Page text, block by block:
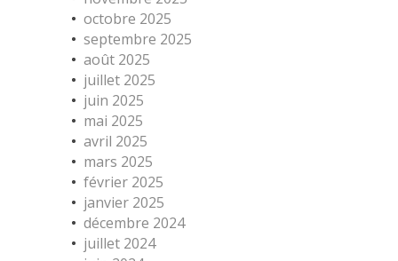
octobre 2025
septembre 2025
août 2025
juillet 2025
juin 2025
mai 2025
avril 2025
mars 2025
février 2025
janvier 2025
décembre 2024
juillet 2024